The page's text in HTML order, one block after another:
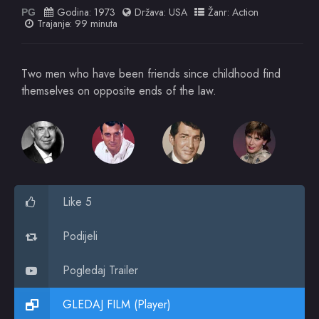
PG Godina: 1973 Država: USA Žanr: Action
Trajanje: 99 minuta
Two men who have been friends since childhood find
themselves on opposite ends of the law.
Like 5
Podijeli
Pogledaj Trailer
GLEDAJ FILM (Player)